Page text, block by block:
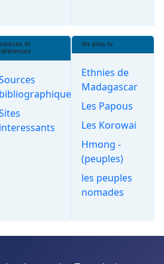
et
bibliographiques
interessants
les plus lu
Ethnies de
Madagascar
Les Papous
Les Korowai
Hmong -
(peuples)
les peuples
nomades